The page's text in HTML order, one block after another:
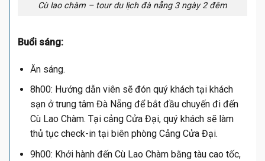
Cù lao chàm – tour du lịch đà nẵng 3 ngày 2 đêm
Buổi sáng:
Ăn sáng.
8h00: Hướng dẫn viên sẽ đón quý khách tại khách
sạn ở trung tâm Đà Nẵng để bắt đầu chuyến đi đến
Cù Lao Chàm. Tại cảng Cửa Đại, quý khách sẽ làm
thủ tục check-in tại biên phòng Cảng Cửa Đại.
9h00: Khởi hành đến Cù Lao Chàm bằng tàu cao tốc,